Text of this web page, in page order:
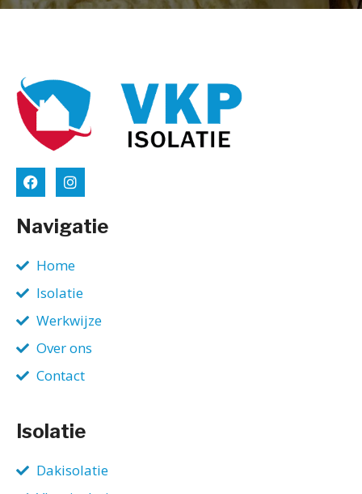
Navigatie
Home
Isolatie
Werkwijze
Over ons
Contact
Isolatie
Dakisolatie